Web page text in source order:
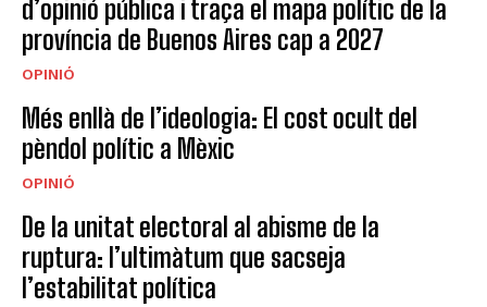
d’opinió pública i traça el mapa polític de la
província de Buenos Aires cap a 2027
OPINIÓ
Més enllà de l’ideologia: El cost ocult del
pèndol polític a Mèxic
OPINIÓ
De la unitat electoral al abisme de la
ruptura: l’ultimàtum que sacseja
l’estabilitat política